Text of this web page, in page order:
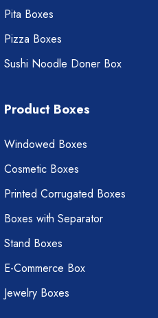
Pita Boxes
Pizza Boxes
Sushi Noodle Doner Box
Product Boxes
Windowed Boxes
Cosmetic Boxes
Printed Corrugated Boxes
Boxes with Separator
Stand Boxes
E-Commerce Box
Jewelry Boxes